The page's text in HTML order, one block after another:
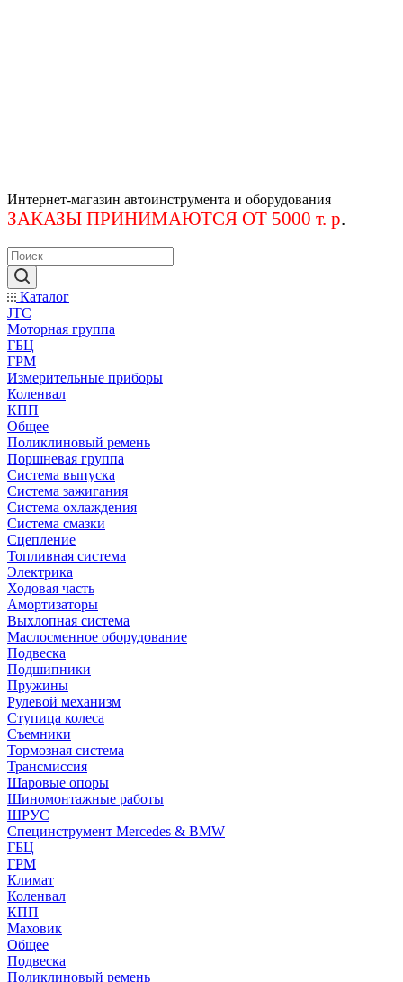
Интернет-магазин автоинструмента и оборудования
ЗАКАЗЫ ПРИНИМАЮТСЯ ОТ 5000 т. р.
Каталог
JTC
Моторная группа
ГБЦ
ГРМ
Измерительные приборы
Коленвал
КПП
Общее
Поликлиновый ремень
Поршневая группа
Система выпуска
Система зажигания
Система охлаждения
Система смазки
Сцепление
Топливная система
Электрика
Ходовая часть
Амортизаторы
Выхлопная система
Маслосменное оборудование
Подвеска
Подшипники
Пружины
Рулевой механизм
Ступица колеса
Съемники
Тормозная система
Трансмиссия
Шаровые опоры
Шиномонтажные работы
ШРУС
Специнструмент Mercedes & BMW
ГБЦ
ГРМ
Климат
Коленвал
КПП
Маховик
Общее
Подвеска
Поликлиновый ремень